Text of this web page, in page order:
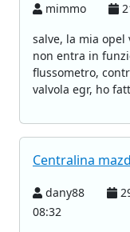
mimmo
salve, la mia opel
non entra in
flussometro,
valvola egr, ho
Centralina
dany88
08:32